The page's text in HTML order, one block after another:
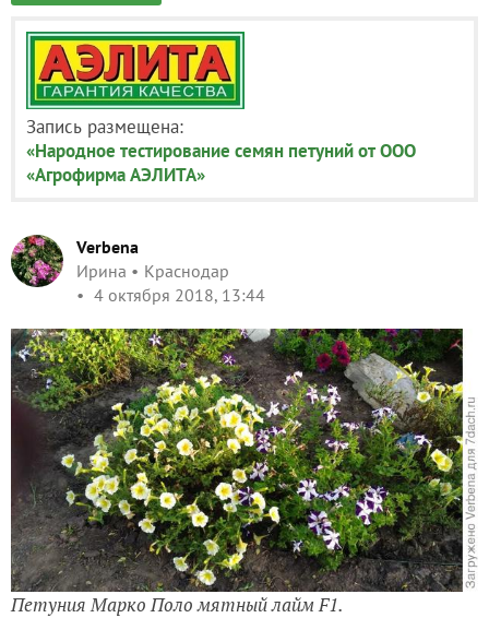
Запись размещена:
«Народное тестирование семян петуний от ООО
«Агрофирма АЭЛИТА»
Verbena
Ирина
Краснодар
4 октября 2018, 13:44
Петуния Марко Поло мятный лайм F1.